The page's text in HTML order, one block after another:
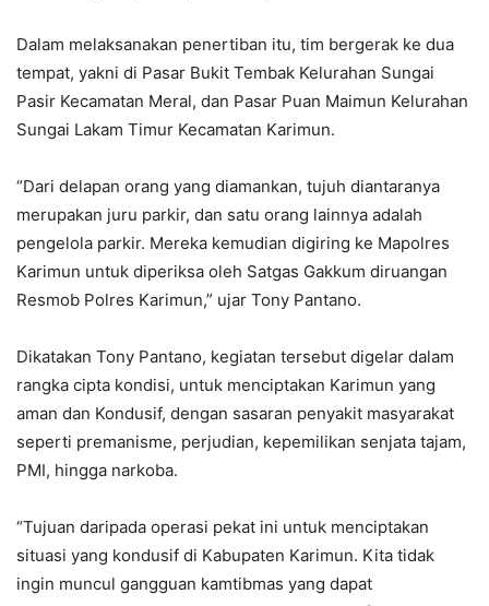
Dalam melaksanakan penertiban itu, tim bergerak ke dua
tempat, yakni di Pasar Bukit Tembak Kelurahan Sungai
Pasir Kecamatan Meral, dan Pasar Puan Maimun Kelurahan
Sungai Lakam Timur Kecamatan Karimun.
“Dari delapan orang yang diamankan, tujuh diantaranya
merupakan juru parkir, dan satu orang lainnya adalah
pengelola parkir. Mereka kemudian digiring ke Mapolres
Karimun untuk diperiksa oleh Satgas Gakkum diruangan
Resmob Polres Karimun,” ujar Tony Pantano.
Dikatakan Tony Pantano, kegiatan tersebut digelar dalam
rangka cipta kondisi, untuk menciptakan Karimun yang
aman dan Kondusif, dengan sasaran penyakit masyarakat
seperti premanisme, perjudian, kepemilikan senjata tajam,
PMI, hingga narkoba.
“Tujuan daripada operasi pekat ini untuk menciptakan
situasi yang kondusif di Kabupaten Karimun. Kita tidak
ingin muncul gangguan kamtibmas yang dapat